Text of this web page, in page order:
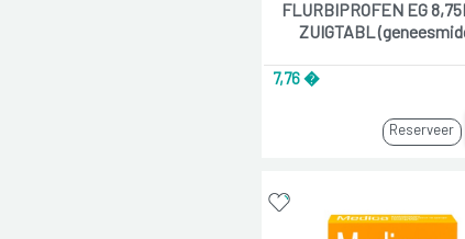
FLURBIPROFEN EG
ZUIGTABL
7,76 �
Reserveer